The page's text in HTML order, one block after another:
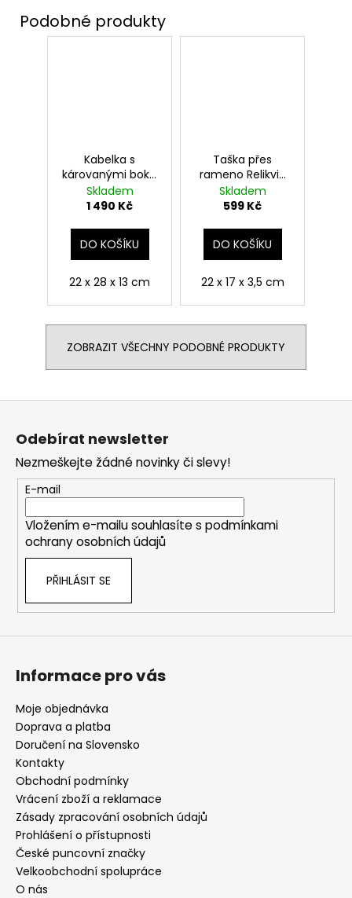
Kabelka s
károvanými boky,
Nebelvír, Harry
Potter
Skladem
1 490 Kč
DO KOŠÍKU
22 x 28 x 13 cm
Taška přes
rameno Relikvie
smrti, Harry
Potter
Skladem
599 Kč
DO KOŠÍKU
22 x 17 x 3,5 cm
ZOBRAZIT VŠECHNY PODOBNÉ PRODUKTY
Z
Odebírat newsletter
Nezmeškejte žádné novinky či slevy!
E-mail
Vložením e-mailu souhlasíte s podmínkami
ochrany osobních údajů
PŘIHLÁSIT SE
Informace pro vás
Moje objednávka
Doprava a platba
Doručení na Slovensko
Kontakty
Obchodní podmínky
Vrácení zboží a reklamace
Zásady zpracování osobních údajů
Prohlášení o přístupnosti
České puncovní značky
Velkoobchodní spolupráce
O nás